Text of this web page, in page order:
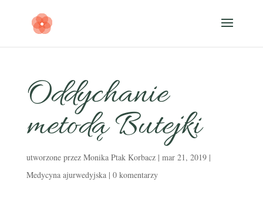
Oddychanie
metodą Butejki
utworzone przez Monika Ptak Korbacz| mar 21, 2019|
Medycyna ajurwedyjska| 0 komentarzy